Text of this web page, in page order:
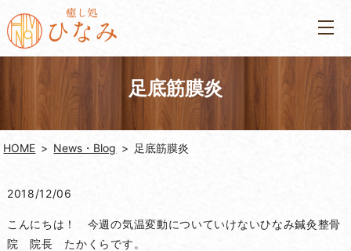
足底筋膜炎
HOME News・Blog 足底筋膜炎
2018/12/06
こんにちは！ 今週の気温変動についていけないひなみ鍼灸整骨
院 院長 たかくらです。